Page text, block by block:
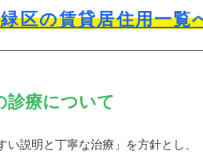
区の賃貸居住用一覧
診療について
説明と丁寧な治療」を方針とし